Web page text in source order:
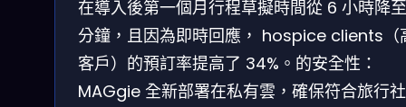
在導入後第一個月行程草擬時間從 6 小時降
分鐘，且因為即時回應， hospice clients（
客戶）的預訂率提高了 34%。的安全性：
MAGgie 全新部署在私有雲，確保符合旅行